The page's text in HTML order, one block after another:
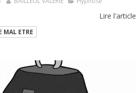
Lire l'article
MAL ETRE